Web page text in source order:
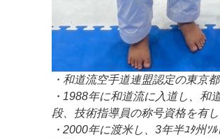
・和道流空手道連盟認定の東京
・1988年に和道流に入道し、和
段、技術指導員の称号資格を有し
・2000年に渡米し、3年半ﾕﾀ州ｿ